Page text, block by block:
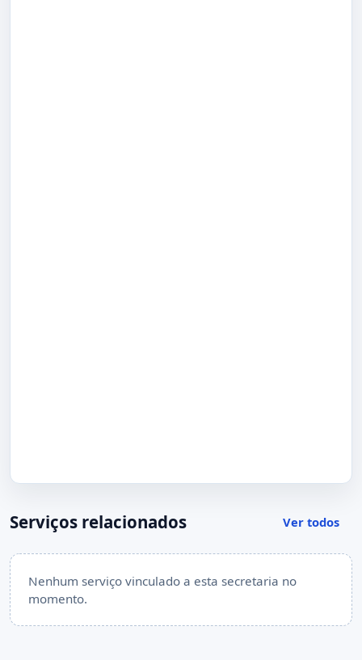
Serviços relacionados Ver todos
Nenhum serviço vinculado a esta secretaria no
momento.